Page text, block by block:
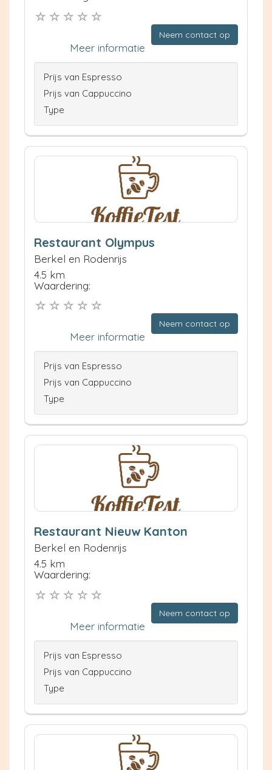
Neem contact op
Meer informatie
Prijs van Espresso
Prijs van Cappuccino
Type
Restaurant Olympus
Berkel en Rodenrijs
4.5 km
Waardering:
Neem contact op
Meer informatie
Prijs van Espresso
Prijs van Cappuccino
Type
Restaurant Nieuw Kanton
Berkel en Rodenrijs
4.5 km
Waardering:
Neem contact op
Meer informatie
Prijs van Espresso
Prijs van Cappuccino
Type